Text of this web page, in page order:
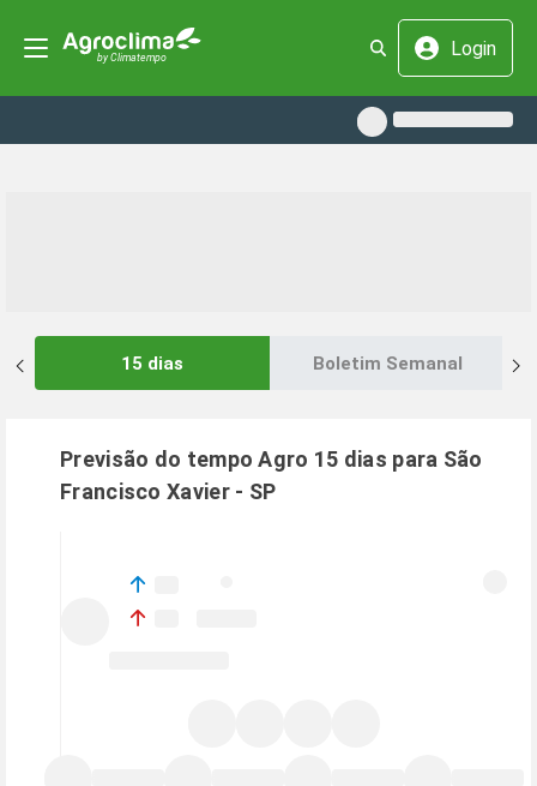
Login
15 dias Boletim Semanal
Previsão do tempo Agro 15 dias para São
Francisco Xavier- SP